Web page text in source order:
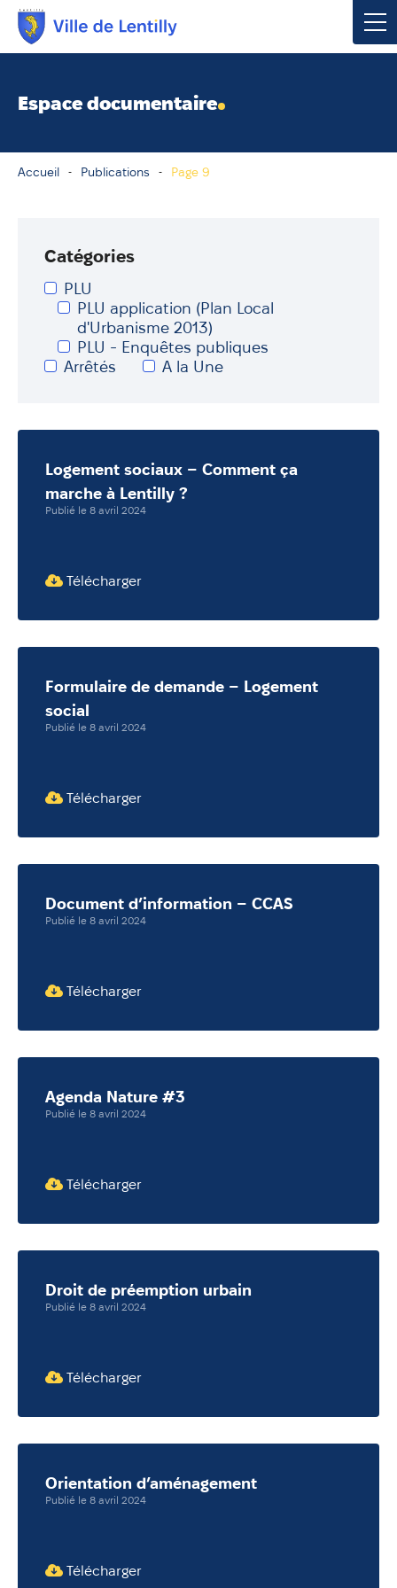
Espace documentaire
Accueil Publications Page 9
Catégories
PLU
PLU application (Plan Local
d'Urbanisme 2013)
PLU - Enquêtes publiques
Arrêtés
A la Une
Logement sociaux – Comment ça
marche à Lentilly ?
Publié le 8 avril 2024
Télécharger
Formulaire de demande – Logement
social
Publié le 8 avril 2024
Télécharger
Document d’information – CCAS
Publié le 8 avril 2024
Télécharger
Agenda Nature #3
Publié le 8 avril 2024
Télécharger
Droit de préemption urbain
Publié le 8 avril 2024
Télécharger
Orientation d’aménagement
Publié le 8 avril 2024
Télécharger
Votre mairie
Urbanisme & Environnement
Loisirs, Culture & Sport
Contacter votre mairie
Publications
Évènements
Démarches